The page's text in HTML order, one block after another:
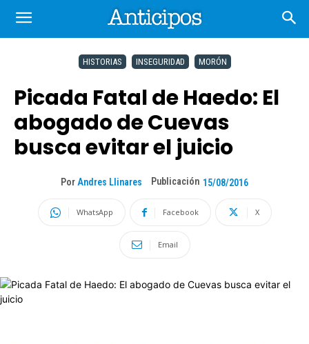
HISTORIAS INSEGURIDAD MORÓN
Picada Fatal de Haedo: El
abogado de Cuevas
busca evitar el juicio
Por Andres Llinares Publicación 15/08/2016
WhatsApp Facebook X
Email